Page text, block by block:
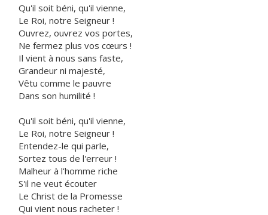
Qu'il soit béni, qu'il vienne,
Le Roi, notre Seigneur !
Ouvrez, ouvrez vos portes,
Ne fermez plus vos cœurs !
Il vient à nous sans faste,
Grandeur ni majesté,
Vêtu comme le pauvre
Dans son humilité !
Qu'il soit béni, qu'il vienne,
Le Roi, notre Seigneur !
Entendez-le qui parle,
Sortez tous de l'erreur !
Malheur à l'homme riche
S'il ne veut écouter
Le Christ de la Promesse
Qui vient nous racheter !